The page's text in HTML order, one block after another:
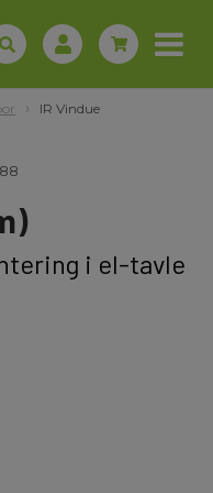
IR Vindue
i el-tavle